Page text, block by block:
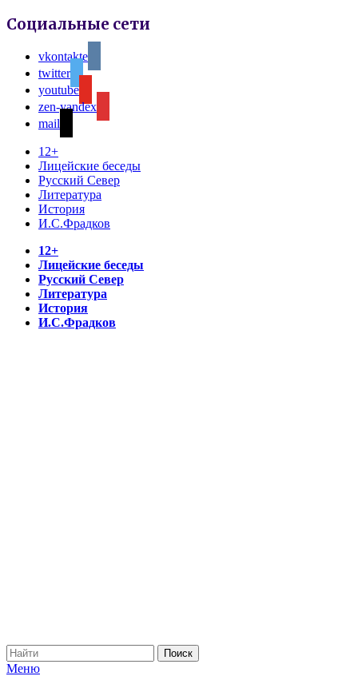
Социальные сети
vkontakte
twitter
youtube
zen-yandex
mail
12+
Лицейские беседы
Русский Север
Литература
История
И.С.Фрадков
12+
Лицейские беседы
Русский Север
Литература
История
И.С.Фрадков
Меню